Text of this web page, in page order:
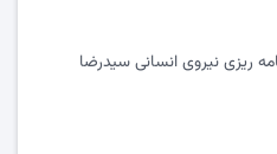
ریزی نیروی انسانی سیدرضا